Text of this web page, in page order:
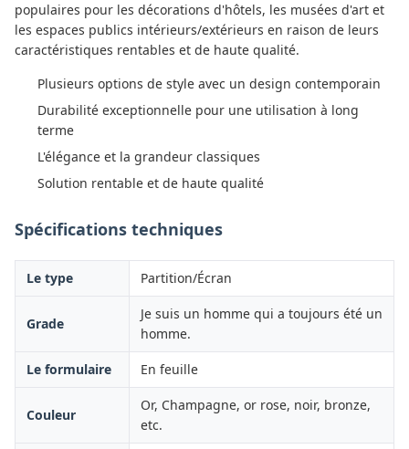
populaires pour les décorations d'hôtels, les musées d'art et
les espaces publics intérieurs/extérieurs en raison de leurs
caractéristiques rentables et de haute qualité.
Plusieurs options de style avec un design contemporain
Durabilité exceptionnelle pour une utilisation à long
terme
L'élégance et la grandeur classiques
Solution rentable et de haute qualité
Spécifications techniques
Le type Partition/Écran
Grade
Je suis un homme qui a toujours été un
homme.
Le formulaire En feuille
Couleur
Or, Champagne, or rose, noir, bronze,
etc.